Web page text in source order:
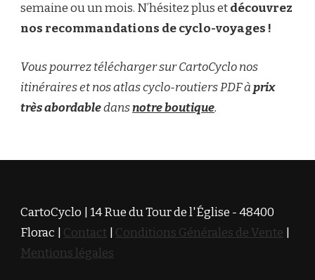
semaine ou un mois. N’hésitez plus etdécouvrez
nos recommandations de cyclo-voyages !
Vous pourrez télécharger sur CartoCyclo nos
itinéraires et nos atlas cyclo-routiers PDF àprix
très abordabledansnotre boutique.
CartoCyclo | 14 Rue du Tour de l'Église - 48400
Florac | Contact Conditions Générales de Vente
Mentions légales